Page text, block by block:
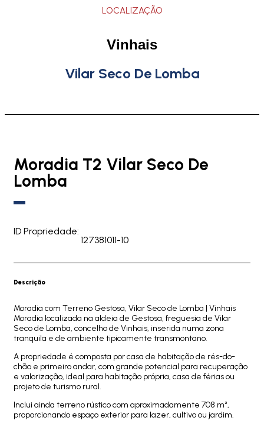
LOCALIZAÇÃO
Vinhais
Vilar Seco De Lomba
Moradia T2 Vilar Seco De
Lomba
ID Propriedade:
127381011-10
Descrição
Moradia com Terreno Gestosa, Vilar Seco de Lomba | Vinhais
Moradia localizada na aldeia de Gestosa, freguesia de Vilar
Seco de Lomba, concelho de Vinhais, inserida numa zona
tranquila e de ambiente tipicamente transmontano.
A propriedade é composta por casa de habitação de rés-do-
chão e primeiro andar, com grande potencial para recuperação
e valorização, ideal para habitação própria, casa de férias ou
projeto de turismo rural.
Inclui ainda terreno rústico com aproximadamente 708 m²,
proporcionando espaço exterior para lazer, cultivo ou jardim.